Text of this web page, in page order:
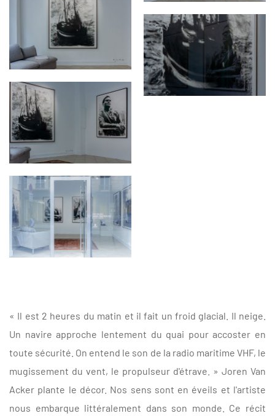
« Il est 2 heures du matin et il fait un froid glacial. Il neige.
Un navire approche lentement du quai pour accoster en
toute sécurité. On entend le son de la radio maritime VHF, le
mugissement du vent, le propulseur d'étrave. » Joren Van
Acker plante le décor. Nos sens sont en éveils et l'artiste
nous embarque littéralement dans son monde. Ce récit